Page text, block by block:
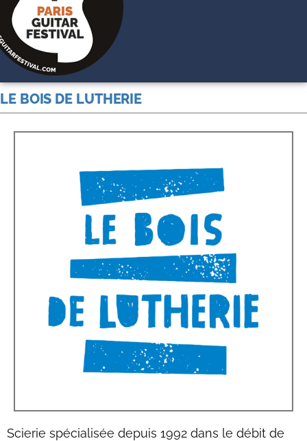
LE BOIS DE LUTHERIE
Scierie spécialisée depuis 1992 dans le débit de